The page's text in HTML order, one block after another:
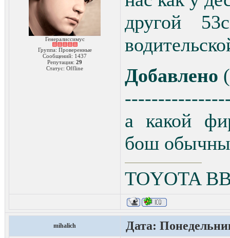
Генералиссимус
Группа: Проверенные
Сообщений: 1437
Репутация: 29
Статус: Offline
другой
Добавлено
а какой
бош
TOYOTA
mihalich Дата: